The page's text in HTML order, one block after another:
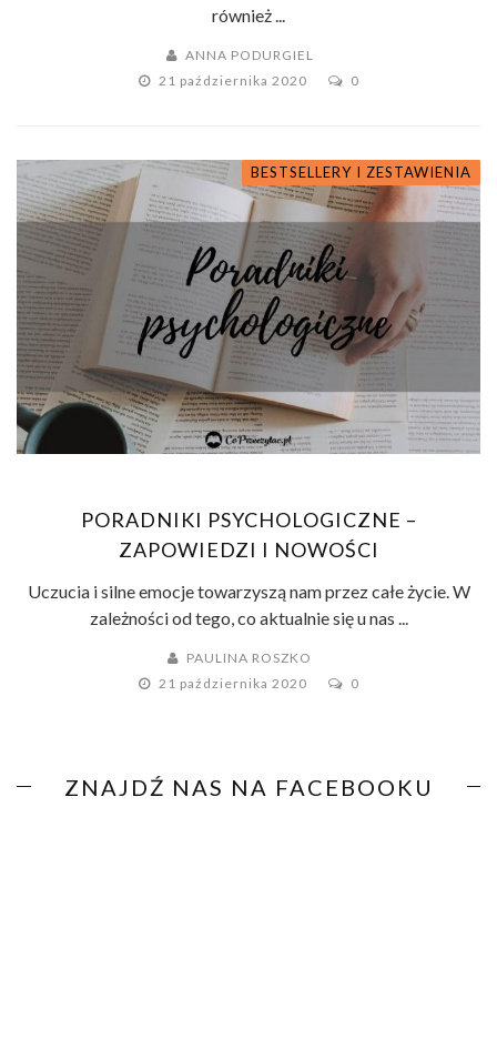
również ...
ANNA PODURGIEL
21 października 2020
0
BESTSELLERY I ZESTAWIENIA
PORADNIKI PSYCHOLOGICZNE –
ZAPOWIEDZI I NOWOŚCI
Uczucia i silne emocje towarzyszą nam przez całe życie. W
zależności od tego, co aktualnie się u nas ...
PAULINA ROSZKO
21 października 2020
0
ZNAJDŹ NAS NA FACEBOOKU